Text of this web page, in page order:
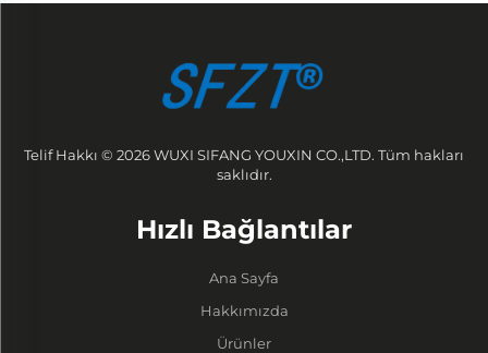
Telif Hakkı © 2026 WUXI SIFANG YOUXIN CO.,LTD. Tüm hakları
saklıdır.
Hızlı Bağlantılar
Ana Sayfa
Hakkımızda
Ürünler